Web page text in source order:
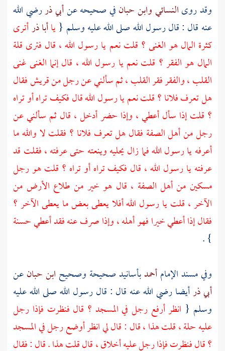
وقد روىالنسائيوابن حبانفي صحيحه عنأبي ذررضي الله
عنه قال : قال رسول الله صلى الله عليه وسلم {ياأبا ذرأترى
كثرة المال هو الغنى ؟ قلت نعم يا رسول الله ، قال فترى قلة
المال هو الفقر ؟ قلت نعم يا رسول الله ، قال إنما الغنى غنى
القلب ، والفقر فقر القلب ، ثم سألني عن رجل منقريشفقال
هل تعرف فلانا ؟ قلت نعم يا رسول الله قال فكيف تراه أو تراه
؟ قلت إذا سأل أعطي ، وإذا حضر أدخل ، قال ثم سألني عن
رجل منأهل الصفة فقال هل تعرف فلانا ؟ فقلت لا والله ما
أعرفه يا رسول الله فما زال يحليه وينعته حتى عرفته ، فقلت قد
عرفته يا رسول الله ، قال فكيف تراه أو تراه ؟ قلت هو رجل
مسكين منأهل الصفة ، قال هو خير من طلاع الأرض من
الآخر ، قلت يا رسول الله أفلا يعطى بعض ما يعطى الآخر ؟
فقال إذا أعطي خيرا فهو أهله ، وإذا صرف عنه فقد أعطي حسنة
} .
وفي مسند الإمامأحمدبأسانيد صحيحة وصحيح ابن حبانعن
أبي ذرأيضا رضي الله عنه قال : قال رسول الله صلى الله عليه
وسلم { انظر أرفع رجل في المسجد ؟ قال فنظرت فإذا رجل
عليه حلة ، قلت هذا ، قال : قال لي انظر أوضع رجل في المسجد
؟ قال فنظرت فإذا رجل عليه أخلاق ، قال قلت هذا . قال : فقال